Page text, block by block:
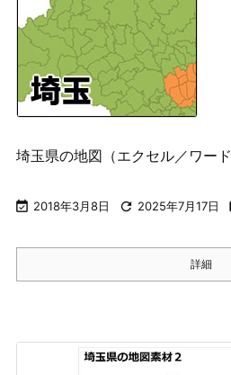
埼玉県の地図（エクセル／ワード
 2018年3月8日  2025年7月17日
詳細